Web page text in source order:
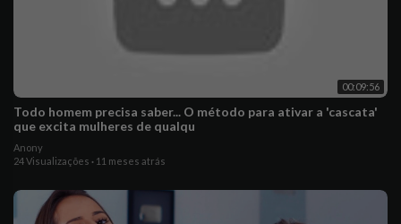
00:09:56
Todo homem precisa saber... O método para ativar a 'cascata'
que excita mulheres de qualqu
Anony
24 Visualizações · 11 meses atrás